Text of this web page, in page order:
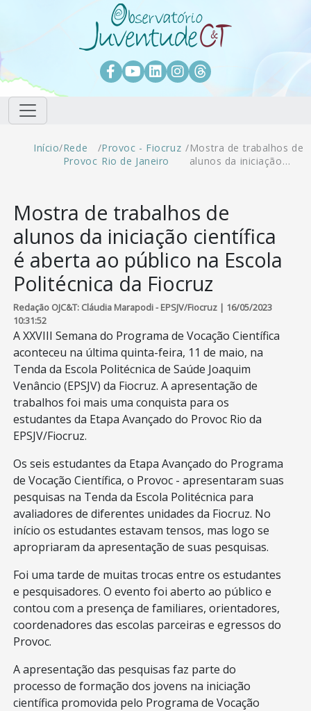
Pular para o conteúdo principal
Facebook
Youtube
LinkedIn
Instagram
Threads
Trilha de navegação
Início/Rede
Provoc
/Provoc - Fiocruz
Rio de Janeiro
/Mostra de trabalhos de
alunos da iniciação…
Mostra de trabalhos de
alunos da iniciação científica
é aberta ao público na Escola
Politécnica da Fiocruz
Redação OJC&T: Cláudia Marapodi - EPSJV/Fiocruz | 16/05/2023
10:31:52
A XXVIII Semana do Programa de Vocação Científica
aconteceu na última quinta-feira, 11 de maio, na
Tenda da Escola Politécnica de Saúde Joaquim
Venâncio (EPSJV) da Fiocruz. A apresentação de
trabalhos foi mais uma conquista para os
estudantes da Etapa Avançado do Provoc Rio da
EPSJV/Fiocruz.
Os seis estudantes da Etapa Avançado do Programa
de Vocação Científica, o Provoc - apresentaram suas
pesquisas na Tenda da Escola Politécnica para
avaliadores de diferentes unidades da Fiocruz. No
início os estudantes estavam tensos, mas logo se
apropriaram da apresentação de suas pesquisas.
Foi uma tarde de muitas trocas entre os estudantes
e pesquisadores. O evento foi aberto ao público e
contou com a presença de familiares, orientadores,
coordenadores das escolas parceiras e egressos do
Provoc.
A apresentação das pesquisas faz parte do
processo de formação dos jovens na iniciação
científica promovida pelo Programa de Vocação